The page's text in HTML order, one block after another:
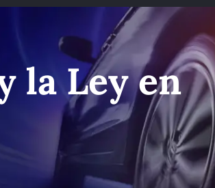
la Ley en